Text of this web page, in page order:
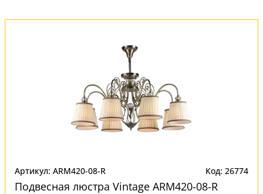
Артикул: ARM420-08-R Код: 26774
Подвесная люстра Vintage ARM420-08-R